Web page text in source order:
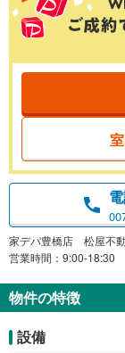
家デパ豊橋店 松屋不
営業時間：9:00-18:30
物件の特徴
設備